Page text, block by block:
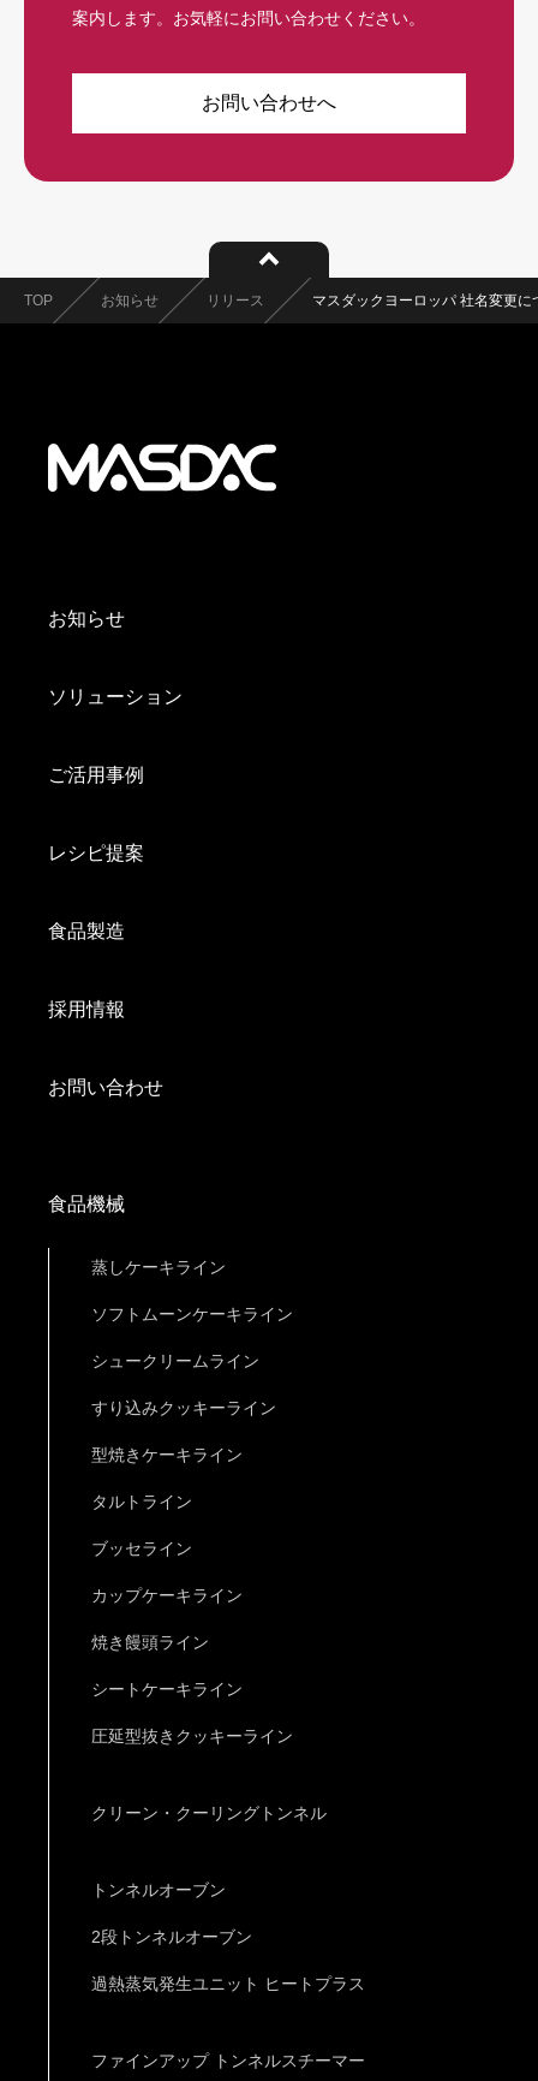
案内します。お気軽にお問い合わせください。
お問い合わせへ
TOP お知らせ リリース マスダックヨーロッパ 社名変更に
お知らせ
ソリューション
ご活用事例
レシピ提案
食品製造
採用情報
お問い合わせ
食品機械
蒸しケーキライン
ソフトムーンケーキライン
シュークリームライン
すり込みクッキーライン
型焼きケーキライン
タルトライン
ブッセライン
カップケーキライン
焼き饅頭ライン
シートケーキライン
圧延型抜きクッキーライン
クリーン・クーリングトンネル
トンネルオーブン
2段トンネルオーブン
過熱蒸気発生ユニット ヒートプラス
ファインアップ トンネルスチーマー